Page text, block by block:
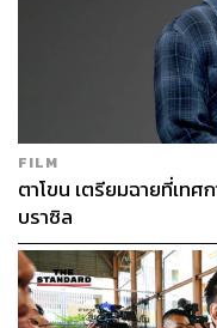
วันพุธที่ 23 ตุลาค
วันพฤหัสบดีที่ 24
วันศุกร์ที่ 25 ตุลา
วันเสาร์ที่ 26 ตุล
วันอาทิตย์ที่ 27 ตุ
FILM
ตาโขน เตรียมฉายที่เท
บราซิล